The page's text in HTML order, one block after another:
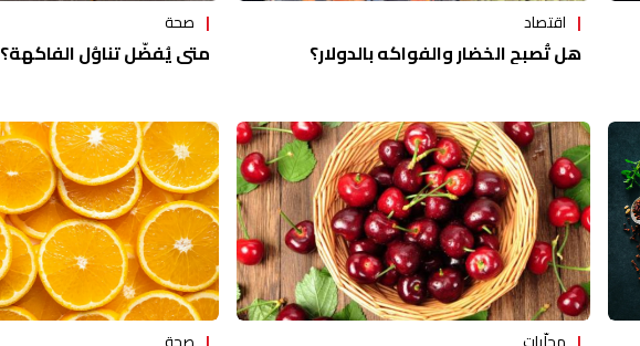
اقتصاد
هل تُصبح الخضار والفواكه بالدولار؟
صحة
متى يُفضّل تناوُل الفاكهة؟